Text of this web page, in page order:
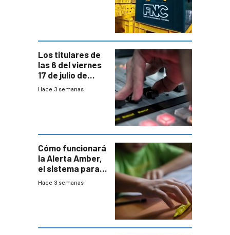
Los titulares de
las 6 del viernes
17 de julio de
2026
Hace 3 semanas
Cómo funcionará
la Alerta Amber,
el sistema para
la búsqueda
Hace 3 semanas